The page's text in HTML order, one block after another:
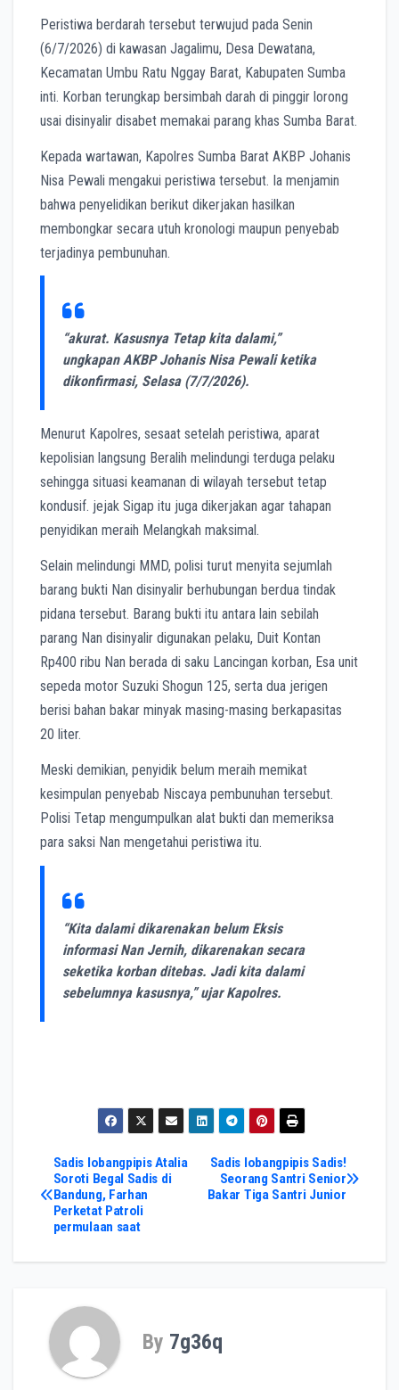
Peristiwa berdarah tersebut terwujud pada Senin
(6/7/2026) di kawasan Jagalimu, Desa Dewatana,
Kecamatan Umbu Ratu Nggay Barat, Kabupaten Sumba
inti. Korban terungkap bersimbah darah di pinggir lorong
usai disinyalir disabet memakai parang khas Sumba Barat.
Kepada wartawan, Kapolres Sumba Barat AKBP Johanis
Nisa Pewali mengakui peristiwa tersebut. Ia menjamin
bahwa penyelidikan berikut dikerjakan hasilkan
membongkar secara utuh kronologi maupun penyebab
terjadinya pembunuhan.
“akurat. Kasusnya Tetap kita dalami,”
ungkapan AKBP Johanis Nisa Pewali ketika
dikonfirmasi, Selasa (7/7/2026).
Menurut Kapolres, sesaat setelah peristiwa, aparat
kepolisian langsung Beralih melindungi terduga pelaku
sehingga situasi keamanan di wilayah tersebut tetap
kondusif. jejak Sigap itu juga dikerjakan agar tahapan
penyidikan meraih Melangkah maksimal.
Selain melindungi MMD, polisi turut menyita sejumlah
barang bukti Nan disinyalir berhubungan berdua tindak
pidana tersebut. Barang bukti itu antara lain sebilah
parang Nan disinyalir digunakan pelaku, Duit Kontan
Rp400 ribu Nan berada di saku Lancingan korban, Esa unit
sepeda motor Suzuki Shogun 125, serta dua jerigen
berisi bahan bakar minyak masing-masing berkapasitas
20 liter.
Meski demikian, penyidik belum meraih memikat
kesimpulan penyebab Niscaya pembunuhan tersebut.
Polisi Tetap mengumpulkan alat bukti dan memeriksa
para saksi Nan mengetahui peristiwa itu.
“Kita dalami dikarenakan belum Eksis
informasi Nan Jernih, dikarenakan secara
seketika korban ditebas. Jadi kita dalami
sebelumnya kasusnya,” ujar Kapolres.
Post
navigation
Sadis lobangpipis Sadis!
Seorang Santri Senior
Bakar Tiga Santri Junior
Sadis lobangpipis Atalia
Soroti Begal Sadis di
Bandung, Farhan
Perketat Patroli
permulaan saat
By 7g36q